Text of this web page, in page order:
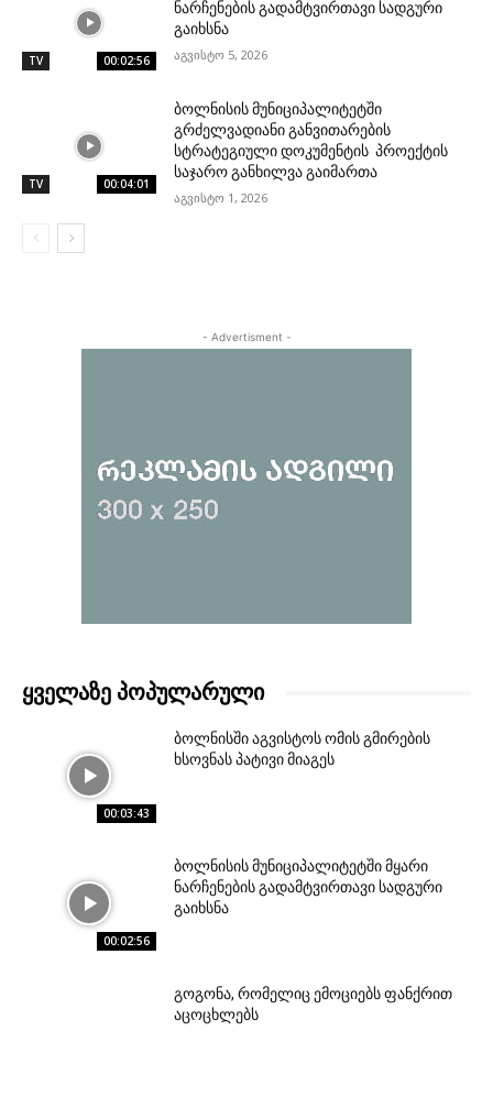
TV 00:02:56
ნარჩენების გადამტვირთავი სადგური
გაიხსნა
აგვისტო 5, 2026
TV 00:04:01
ბოლნისის მუნიციპალიტეტში
გრძელვადიანი განვითარების
სტრატეგიული დოკუმენტის პროექტის
საჯარო განხილვა გაიმართა
აგვისტო 1, 2026
- Advertisment -
ᲧᲕᲔᲚᲐᲖᲔ ᲞᲝᲞᲣᲚᲐᲠᲣᲚᲘ
00:03:43
ბოლნისში აგვისტოს ომის გმირების
ხსოვნას პატივი მიაგეს
00:02:56
ბოლნისის მუნიციპალიტეტში მყარი
ნარჩენების გადამტვირთავი სადგური
გაიხსნა
გოგონა, რომელიც ემოციებს ფანქრით
აცოცხლებს